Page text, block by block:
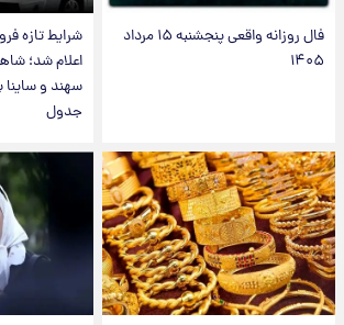
فال روزانه واقعی پنجشنبه ۱۵ مرداد
۱۴۰۵
شرایط تازه
اعلام شد؛
سهند و ساینا
جدول